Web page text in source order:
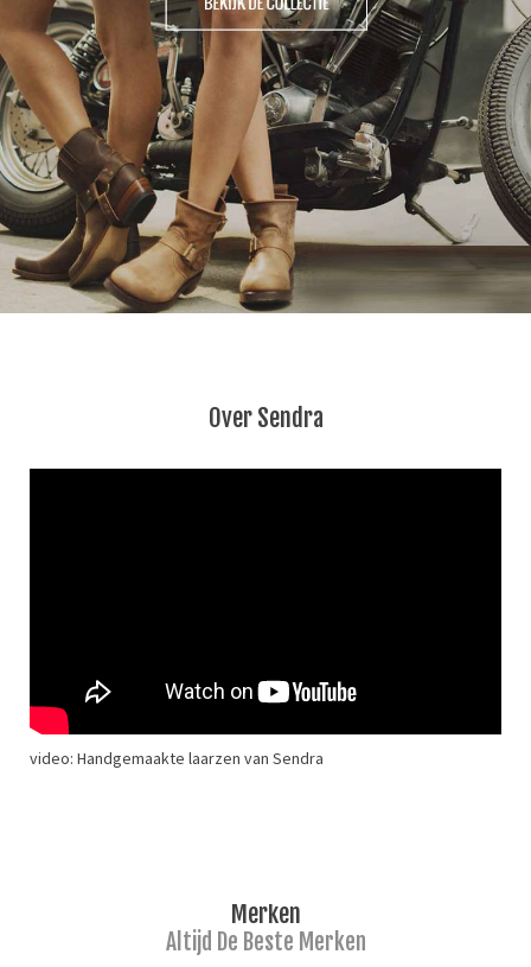
Over Sendra
video: Handgemaakte laarzen van Sendra
Merken
Altijd De Beste Merken